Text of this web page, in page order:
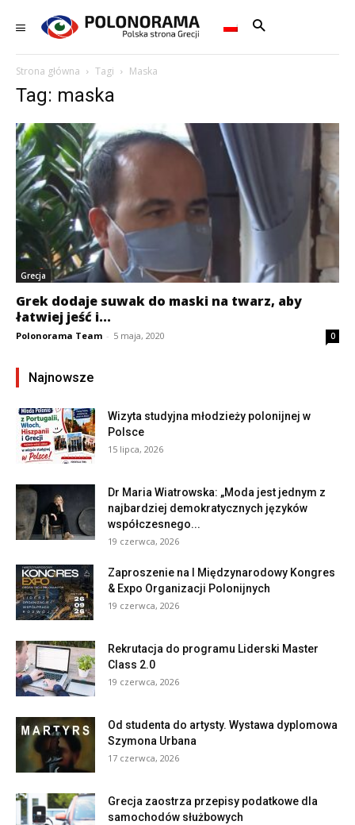
Strona główna Tagi Maska
Tag: maska
Grecja
Grek dodaje suwak do maski na twarz, aby
łatwiej jeść i...
Polonorama Team - 5 maja, 2020 0
Najnowsze
Wizyta studyjna młodzieży polonijnej w
Polsce
15 lipca, 2026
Dr Maria Wiatrowska: „Moda jest jednym z
najbardziej demokratycznych języków
współczesnego...
19 czerwca, 2026
Zaproszenie na I Międzynarodowy Kongres
& Expo Organizacji Polonijnych
19 czerwca, 2026
Rekrutacja do programu Liderski Master
Class 2.0
19 czerwca, 2026
Od studenta do artysty. Wystawa dyplomowa
Szymona Urbana
17 czerwca, 2026
Grecja zaostrza przepisy podatkowe dla
samochodów służbowych